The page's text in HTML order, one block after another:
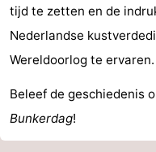
aan
Zee
Noordhollands
duinreservaat
-
Natuur
Kennermerland
-
Haarlem
-
tijd te zetten en de
Nederlandse
Wereldoorlog te ervaren.
Beleef de geschiedenis
Bunkerdag!